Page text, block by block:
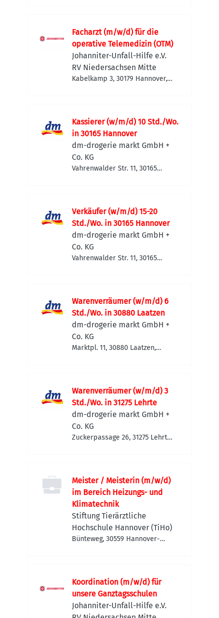
Facharzt (m/w/d) für die
operative Telemedizin (OTM)
Johanniter-Unfall-Hilfe e.V.
RV Niedersachsen Mitte
Kabelkamp 3, 30179 Hannover,
Kassierer (w/m/d) 10 Std./Wo.
in 30165 Hannover
dm-drogerie markt GmbH +
Co. KG
Vahrenwalder Str. 11, 30165
Verkäufer (w/m/d) 15-20
Std./Wo. in 30165 Hannover
dm-drogerie markt GmbH +
Co. KG
Vahrenwalder Str. 11, 30165
Warenverräumer (w/m/d) 6
Std./Wo. in 30880 Laatzen
dm-drogerie markt GmbH +
Co. KG
Marktpl. 11, 30880 Laatzen,
Warenverräumer (w/m/d) 3
Std./Wo. in 31275 Lehrte
dm-drogerie markt GmbH +
Co. KG
Zuckerpassage 26, 31275 Lehrte,
Meister / Meisterin (m/w/d)
im Bereich Heizungs- und
Klimatechnik
Stiftung Tierärztliche
Hochschule Hannover (TiHo)
Bünteweg, 30559 Hannover-
Koordination (m/w/d) für
unsere Ganztagsschulen
Johanniter-Unfall-Hilfe e.V.